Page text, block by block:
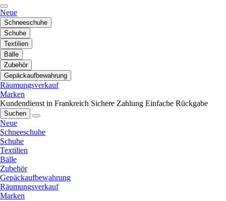
Neue
Schneeschuhe
Schuhe
Textilien
Bälle
Zubehör
Gepäckaufbewahrung
Räumungsverkauf
Marken
Kundendienst in Frankreich Sichere Zahlung Einfache Rückgabe
Suchen
Neue
Schneeschuhe
Schuhe
Textilien
Bälle
Zubehör
Gepäckaufbewahrung
Räumungsverkauf
Marken